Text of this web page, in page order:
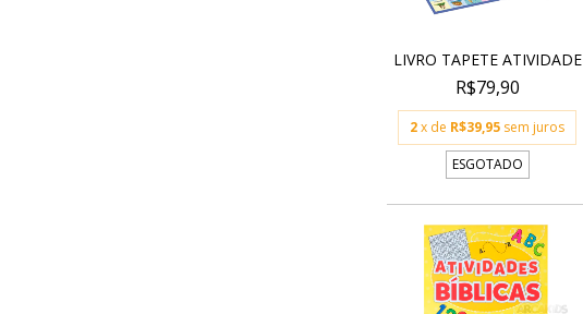
LIVRO TAPETE ATIVIDADE
R$79,90
2x de R$39,95 sem juros
ESGOTADO